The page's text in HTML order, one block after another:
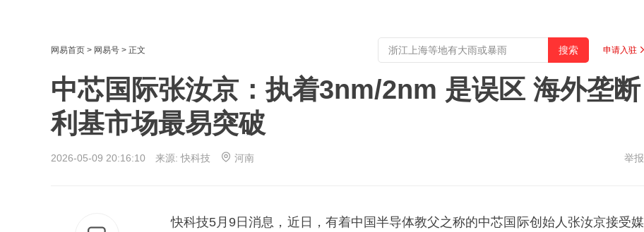
网易首页 > 网易号 > 正文 申请入驻
中芯国际张汝京：执着3nm/2nm 是误区 海外垄断
利基市场最易突破
2026-05-09 20:16:10 来源:快科技 河南 举报
快科技5月9日消息，近日，有着中国半导体教父之称的中芯国际创始人张汝京接受媒